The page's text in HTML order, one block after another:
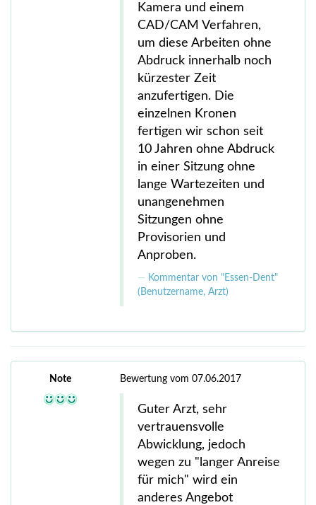
Kamera und einem
CAD/CAM Verfahren,
um diese Arbeiten ohne
Abdruck innerhalb noch
kürzester Zeit
anzufertigen. Die
einzelnen Kronen
fertigen wir schon seit
10 Jahren ohne Abdruck
in einer Sitzung ohne
lange Wartezeiten und
unangenehmen
Sitzungen ohne
Provisorien und
Anproben.
Kommentar von "Essen-Dent"
(Benutzername, Arzt)
Note Bewertung vom 07.06.2017
Guter Arzt, sehr
vertrauensvolle
Abwicklung, jedoch
wegen zu "langer Anreise
für mich" wird ein
anderes Angebot